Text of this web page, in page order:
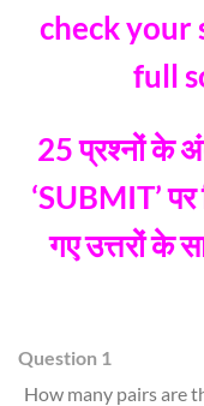
check your
full
25 प्रश्नों के
‘SUBMIT’
गए उत्तरों के
Question 1
How many pairs are